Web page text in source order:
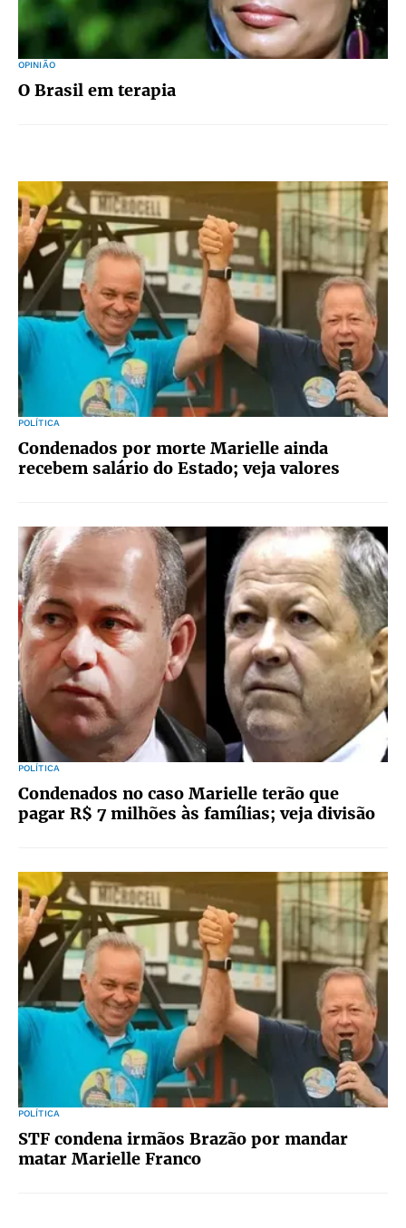
OPINIÃO
O Brasil em terapia
POLÍTICA
Condenados por morte Marielle ainda
recebem salário do Estado; veja valores
POLÍTICA
Condenados no caso Marielle terão que
pagar R$ 7 milhões às famílias; veja divisão
POLÍTICA
STF condena irmãos Brazão por mandar
matar Marielle Franco